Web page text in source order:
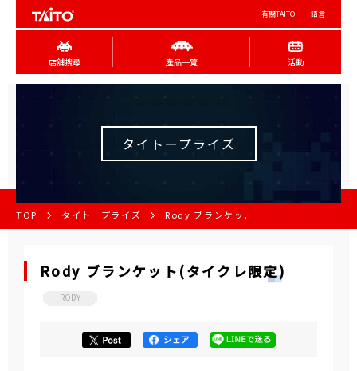
有關TAITO 語言
店舖搜尋 產品一覽 活動
タイトープライズ
TOP タイトープライズ Rody ブランケッ...
Rody ブランケット(タイクレ限定)
RODY